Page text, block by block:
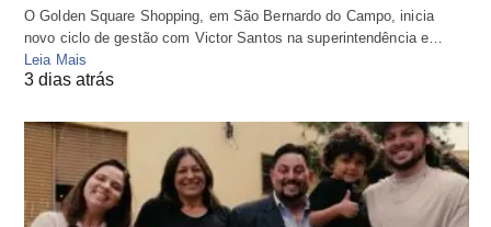
O Golden Square Shopping, em São Bernardo do Campo, inicia
novo ciclo de gestão com Victor Santos na superintendência e…
Leia Mais
3 dias atrás